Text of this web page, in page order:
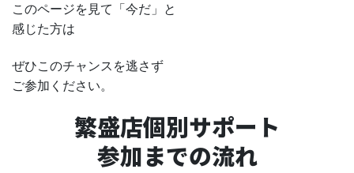
このページを見て「今だ」と
感じた方は
ぜひこのチャンスを逃さず
ご参加ください。
繁盛店個別サポート
参加までの流れ